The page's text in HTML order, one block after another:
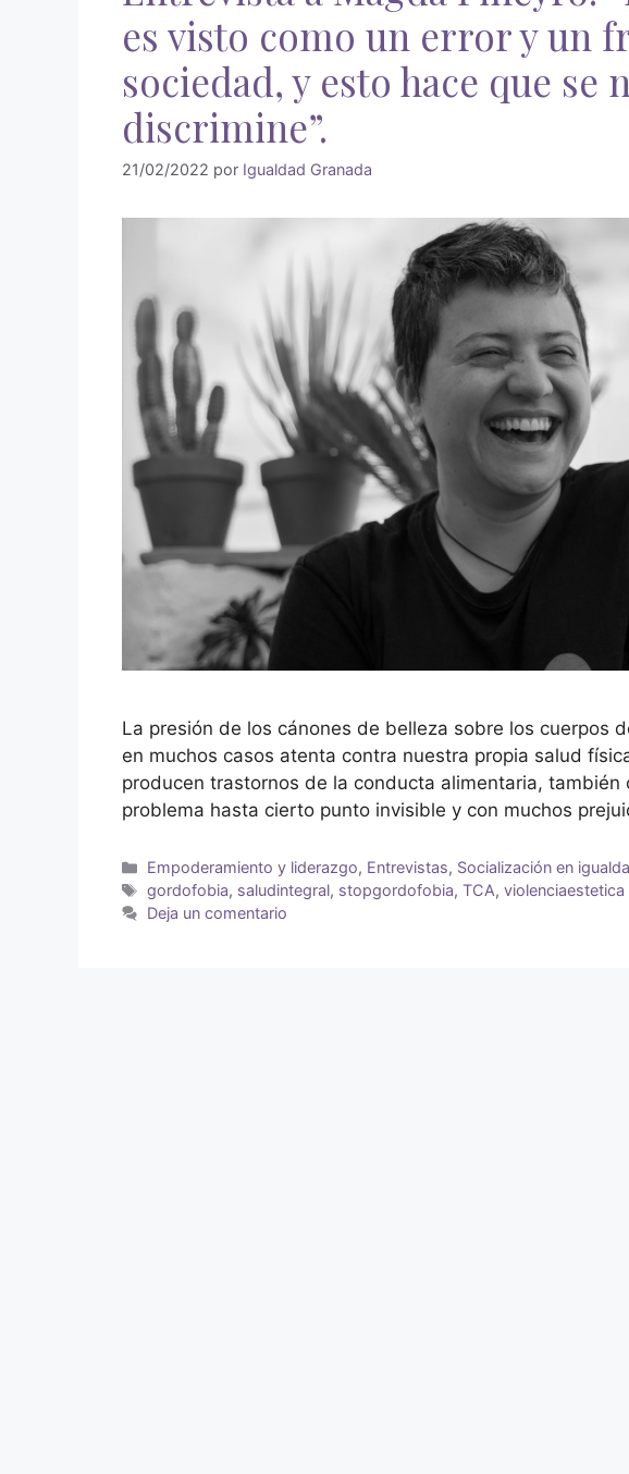
es visto como un error y un
sociedad, y esto hace que se
discrimine”.
21/02/2022 por Igualdad Granada
La presión de los cánones de belleza sobre los cuerpos
en muchos casos atenta contra nuestra propia salud
producen trastornos de la conducta alimentaria, también
problema hasta cierto punto invisible y con muchos
Empoderamiento y liderazgo, Entrevistas, Socialización en
gordofobia, saludintegral, stopgordofobia,TCA,violenciaestetica
Deja un comentario